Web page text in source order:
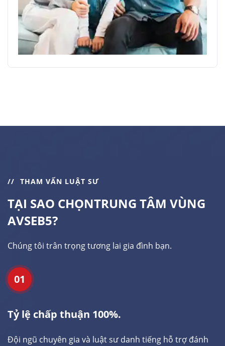
THAM VẤN LUẬT SƯ
TẠI SAO CHỌNTRUNG TÂM VÙNG
AVSEB5?
Chúng tôi trân trọng tương lai gia đình bạn.
01
Tỷ lệ chấp thuận 100%.
Đội ngũ chuyên gia và luật sư danh tiếng hỗ trợ đánh